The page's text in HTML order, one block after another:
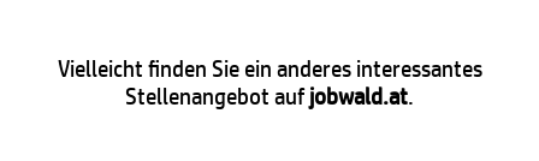
Vielleicht finden Sie ein anderes interessantes
Stellenangebot aufjobwald.at.